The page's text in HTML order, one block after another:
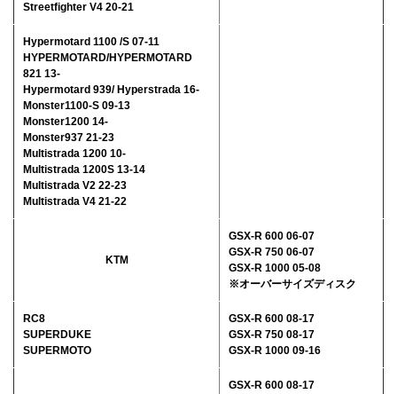
Streetfighter V4 20-21
Hypermotard 1100 /S 07-11
HYPERMOTARD/HYPERMOTARD
821 13-
Hypermotard 939/ Hyperstrada 16-
Monster1100-S 09-13
Monster1200 14-
Monster937 21-23
Multistrada 1200 10-
Multistrada 1200S 13-14
Multistrada V2 22-23
Multistrada V4 21-22
KTM
GSX-R 600 06-07
GSX-R 750 06-07
GSX-R 1000 05-08
※オーバーサイズディスク
RC8
SUPERDUKE
SUPERMOTO
GSX-R 600 08-17
GSX-R 750 08-17
GSX-R 1000 09-16
GSX-R 600 08-17